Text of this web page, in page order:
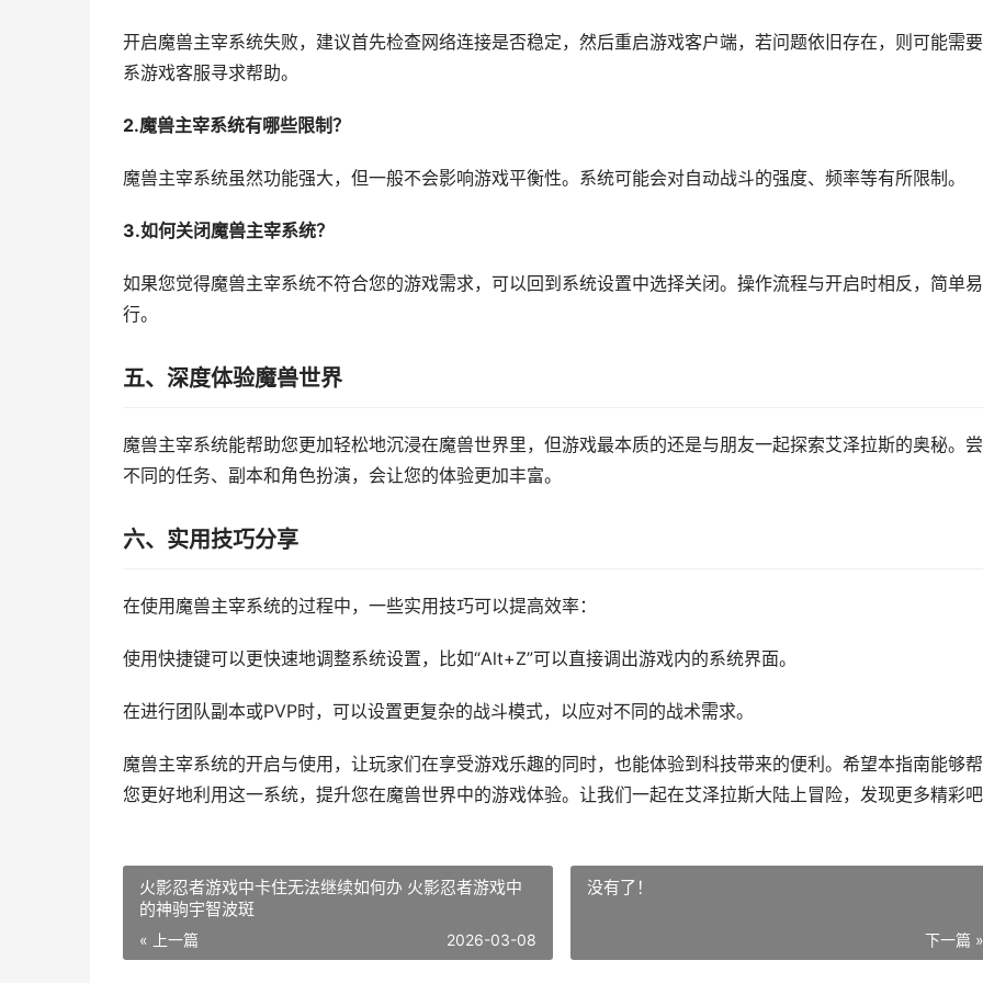
开启魔兽主宰系统失败，建议首先检查网络连接是否稳定，然后重启游戏客户端，若问题依旧存在，则可能需
系游戏客服寻求帮助。
2.魔兽主宰系统有哪些限制？
魔兽主宰系统虽然功能强大，但一般不会影响游戏平衡性。系统可能会对自动战斗的强度、频率等有所限制。
3.如何关闭魔兽主宰系统？
如果您觉得魔兽主宰系统不符合您的游戏需求，可以回到系统设置中选择关闭。操作流程与开启时相反，简单易
行。
五、深度体验魔兽世界
魔兽主宰系统能帮助您更加轻松地沉浸在魔兽世界里，但游戏最本质的还是与朋友一起探索艾泽拉斯的奥秘。
不同的任务、副本和角色扮演，会让您的体验更加丰富。
六、实用技巧分享
在使用魔兽主宰系统的过程中，一些实用技巧可以提高效率：
使用快捷键可以更快速地调整系统设置，比如“Alt+Z”可以直接调出游戏内的系统界面。
在进行团队副本或PVP时，可以设置更复杂的战斗模式，以应对不同的战术需求。
魔兽主宰系统的开启与使用，让玩家们在享受游戏乐趣的同时，也能体验到科技带来的便利。希望本指南能够
您更好地利用这一系统，提升您在魔兽世界中的游戏体验。让我们一起在艾泽拉斯大陆上冒险，发现更多精彩
火影忍者游戏中卡住无法继续如何办 火影忍者游戏中
的神驹宇智波斑
« 上一篇 2026-03-08
没有了！
下一篇 »